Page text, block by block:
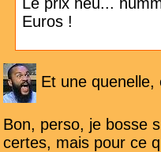
Euros !
Et une quenelle,
Bon, perso, je bosse
certes, mais pour ce